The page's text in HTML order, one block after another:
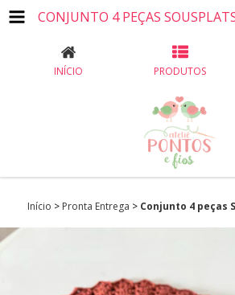
INÍCIO PRODUTOS
Início > Pronta Entrega > Conjunto 4 peças